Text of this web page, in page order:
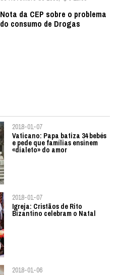
Nota da CEP sobre o problema
do consumo de Drogas
2018-01-07
Vaticano: Papa batiza 34 bebés
e pede que famílias ensinem
«dialeto» do amor
2018-01-07
Igreja: Cristãos de Rito
Bizantino celebram o Natal
2018-01-06